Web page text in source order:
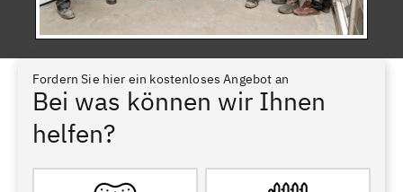
Fordern Sie hier ein kostenloses Angebot an
Bei was können wir Ihnen
helfen?